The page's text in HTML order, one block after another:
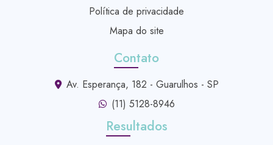
Política de privacidade
Mapa do site
Contato
Av. Esperança, 182 - Guarulhos - SP
(11) 5128-8946
Resultados